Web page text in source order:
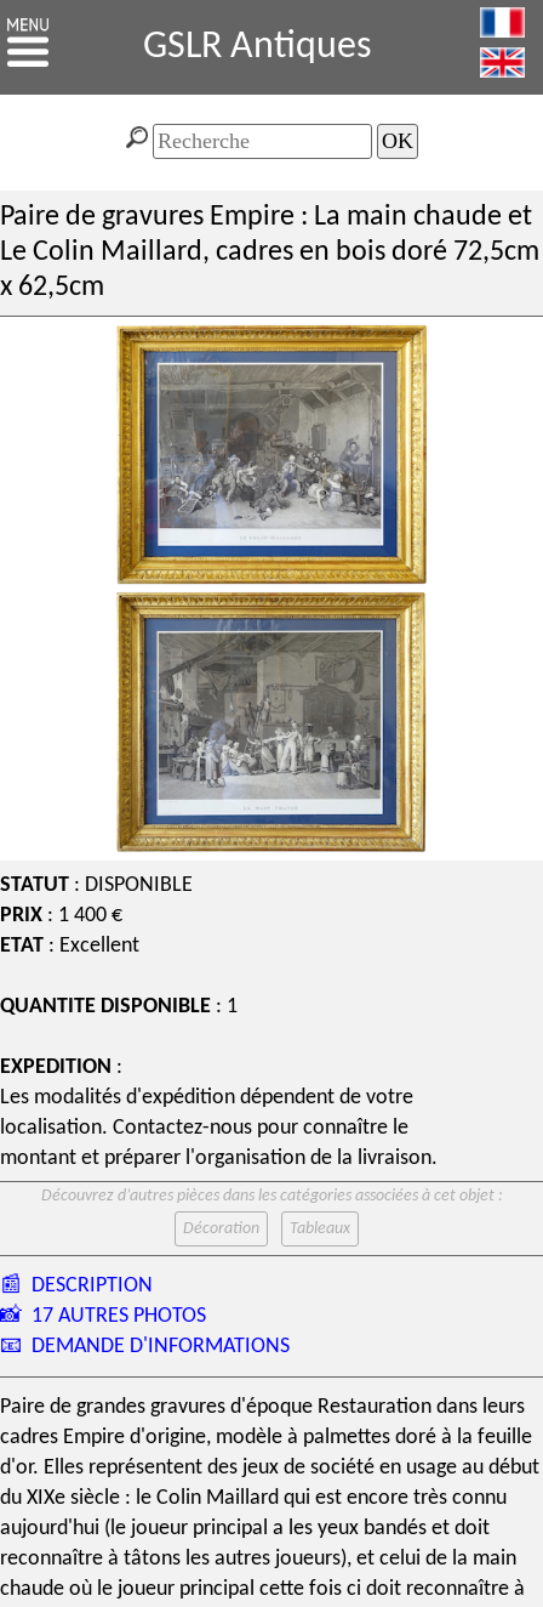
GSLR Antiques
Paire de gravures Empire : La main chaude et
Le Colin Maillard, cadres en bois doré 72,5cm
x 62,5cm
STATUT : DISPONIBLE
PRIX : 1 400 €
ETAT : Excellent
QUANTITE DISPONIBLE : 1
EXPEDITION :
Les modalités d'expédition dépendent de votre
localisation. Contactez-nous pour connaître le
montant et préparer l'organisation de la livraison.
Découvrez d’autres pièces dans les catégories associées à cet objet :
Décoration
Tableaux
📰 DESCRIPTION
📸 17 AUTRES PHOTOS
📧 DEMANDE D'INFORMATIONS
Paire de grandes gravures d'époque Restauration dans leurs
cadres Empire d'origine, modèle à palmettes doré à la feuille
d'or. Elles représentent des jeux de société en usage au début
du XIXe siècle : le Colin Maillard qui est encore très connu
aujourd'hui (le joueur principal a les yeux bandés et doit
reconnaître à tâtons les autres joueurs), et celui de la main
chaude où le joueur principal cette fois ci doit reconnaître à